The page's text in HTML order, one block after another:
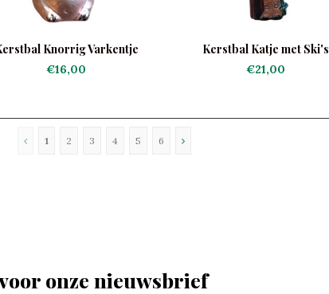
Knorrig Varkentje
€16,00
Kerstbal Katje met Ski's
€21,00
1 2 3 4 5 6
onze nieuwsbrief